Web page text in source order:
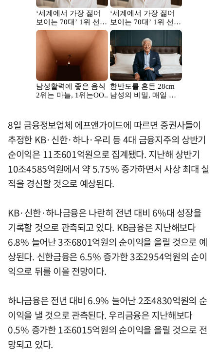
8일 금융정보업체 에프앤가이드에 따르면 증권사들이
추정한 KB·신한·하나·우리 등 4대 금융지주의 상반기
순이익은 11조601억원으로 집계됐다. 지난해 상반기
10조4585억원에서 약 5.75% 증가하면서 사상 최대 실
적을 경신할 것으로 예상된다.
KB·신한·하나금융은 나란히 전년 대비 6%대 성장을
기록할 것으로 관측되고 있다. KB금융은 지난해보다
6.8% 늘어난 3조6801억원의 순이익을 올릴 것으로 예
상된다. 신한금융은 6.5% 증가한 3조2954억원의 순이
익으로 뒤를 이을 전망이다.
하나금융은 전년 대비 6.9% 늘어난 2조4830억원의 순
이익을 낼 것으로 관측된다. 우리금융은 지난해보다
0.5% 증가한 1조6015억원의 순이익을 올릴 것으로 전
망되고 있다.